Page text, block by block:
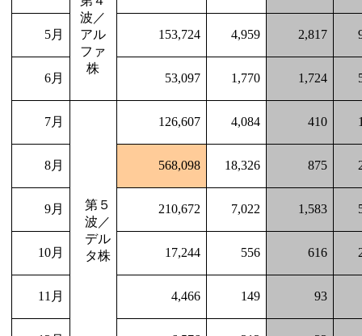
波／
アル
ファ
株
5月 153,724 4,959 2,817
6月 53,097 1,770 1,724
7月
第５
波／
デル
タ株
126,607 4,084 410
8月 568,098 18,326 875
9月 210,672 7,022 1,583
10月 17,244 556 616
11 月 4,466 149 93